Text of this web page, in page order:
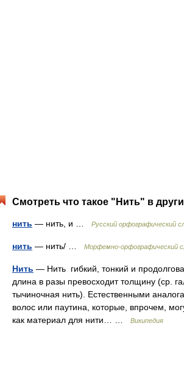
Смотреть что такое "Нить" в
нить — нить, и … Русский орфографический
нить — нить/ … Морфемно-орфографический
Нить — Нить гибкий, тонкий и
длина в разы превосходит толщину (ср.
тычиночная нить). Естественными
волос или паутина, которые, впрочем,
как материал для нити… …
Википедия